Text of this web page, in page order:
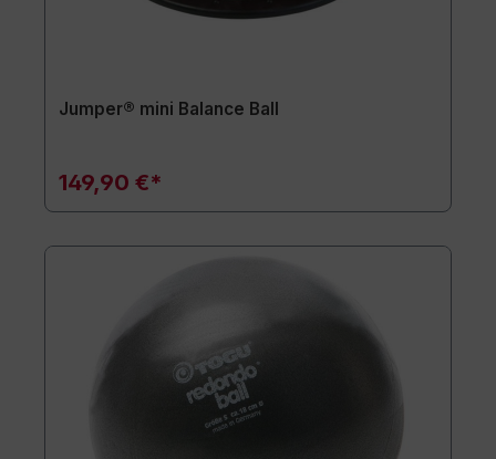
Jumper® mini Balance Ball
149,90 €*